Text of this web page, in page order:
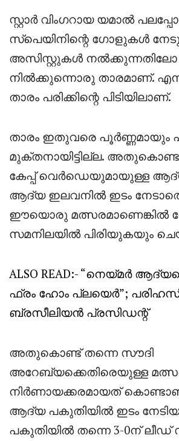
സ്റ്റാർ വിംഗറായ യമാൽ
സ്പെയിനിന്റെ ഗോളുകൾ
അസിസ്റ്റുകൾ
നിൽക്കുന്നൊരു താരമാണ്.
താരം പരിക്കിന്റെ പിടിയിലാണ്.
താരം ഇതുവരെ പൂർണ്ണമായും
മുക്തനായിട്ടില്ല.
കേപ്പ് വെർഡെയുമായുള്ള
ആദ്യ ഇലവനിൽ ഇടം
ഈയൊരു മത്സരമാണെങ്കിൽ
സമനിലയിൽ പിരിയുകയും
ALSO READ:- “നെയ്മർ
ഫ്രം ഹോം പ്ലയെർ”;
ബ്രസീലിയൻ പ്രസിഡന്റ്‌
അതുകൊണ്ട് തന്നെ സൗദി
അറേബ്യക്കെതിരെയുള്ള
നിർണായക്കരമായത്
ആദ്യ പകുതിയിൽ ഇടം
പകുതിയിൽ തന്നെ 3-0ന്